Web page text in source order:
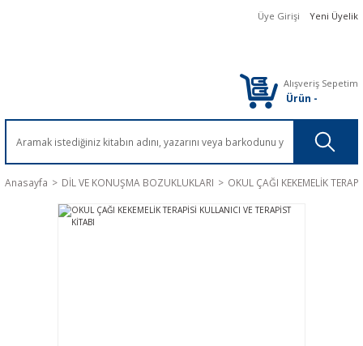
Üye Girişi Yeni Üyelik
Alışveriş Sepetim
Ürün -
Anasayfa DİL VE KONUŞMA BOZUKLUKLARI OKUL ÇAĞI KEKEMELİK